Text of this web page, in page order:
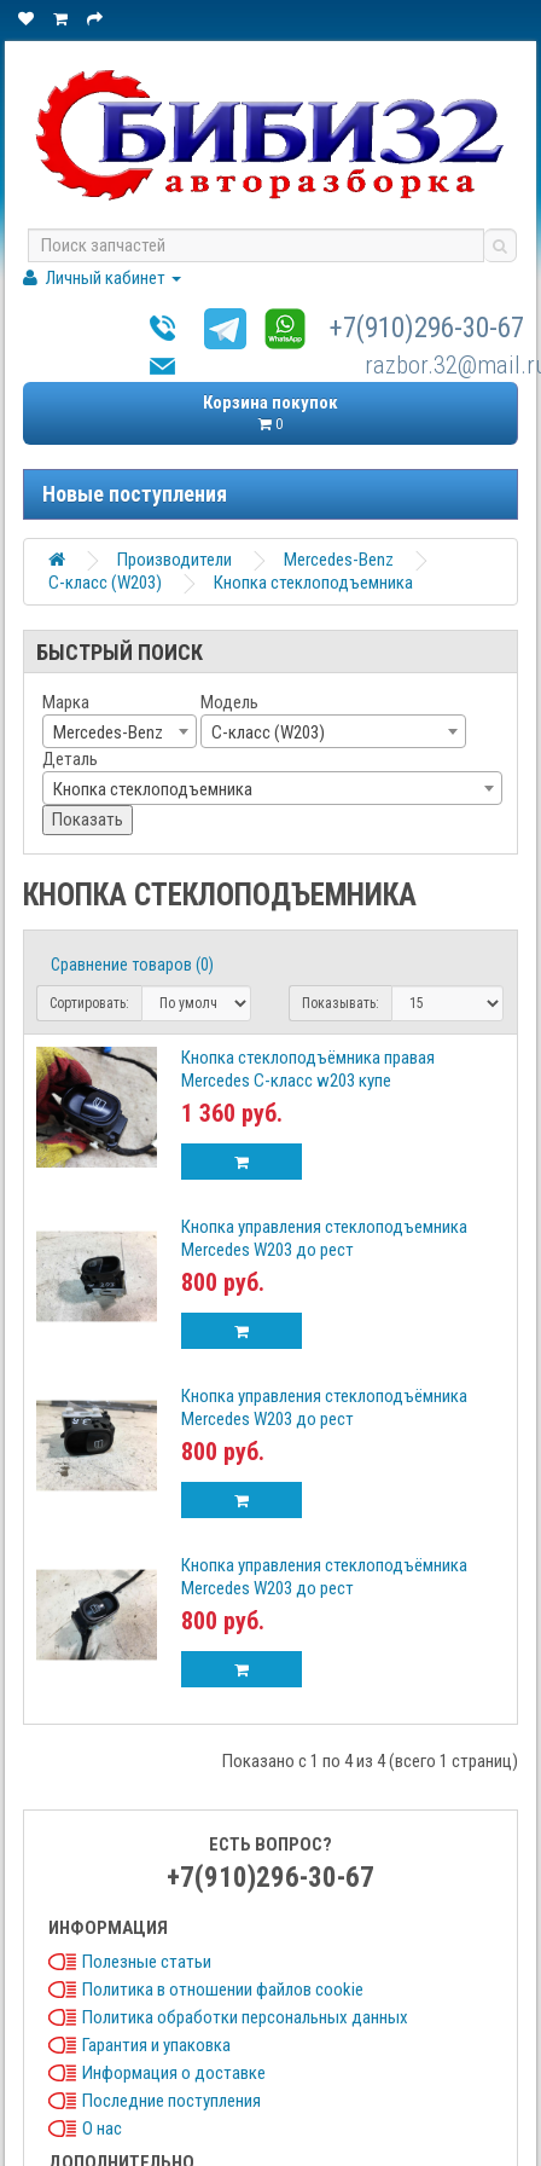
Личный кабинет
+7(910)296-30-67
Корзина покупок
0
Новые поступления
Производители
Mercedes-Benz
C-класс (W203)
Кнопка стеклоподъемника
БЫСТРЫЙ ПОИСК
Марка
Mercedes-Benz
Модель
C-класс (W203)
Деталь
Кнопка стеклоподъемника
Показать
КНОПКА СТЕКЛОПОДЪЕМНИКА
Сравнение товаров (0)
Сортировать: Показывать:
Кнопка стеклоподъёмника правая
Mercedes C-класс w203 купе
1 360 руб.
Кнопка управления стеклоподъемника
Mercedes W203 до рест
800 руб.
Кнопка управления стеклоподъёмника
Mercedes W203 до рест
800 руб.
Кнопка управления стеклоподъёмника
Mercedes W203 до рест
800 руб.
Показано с 1 по 4 из 4 (всего 1 страниц)
ЕСТЬ ВОПРОС?
+7(910)296-30-67
ИНФОРМАЦИЯ
Полезные статьи
Политика в отношении файлов cookie
Политика обработки персональных данных
Гарантия и упаковка
Информация о доставке
Последние поступления
О нас